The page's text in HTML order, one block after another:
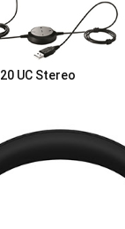
UC Stereo